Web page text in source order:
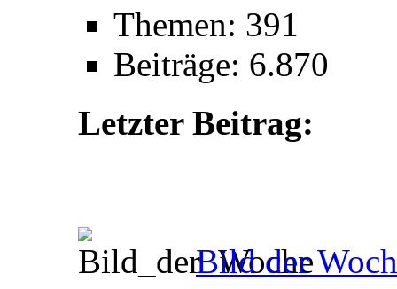
Themen: 391
Beiträge: 6.870
Letzter Beitrag:
Bild der